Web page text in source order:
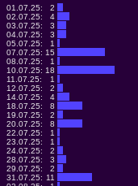
01.07.25:
2
02.07.25:
4
03.07.25:
3
04.07.25:
3
05.07.25:
1
07.07.25: 15
08.07.25:
1
10.07.25: 18
11.07.25:
1
12.07.25:
2
14.07.25:
4
18.07.25:
8
19.07.25:
2
20.07.25:
8
22.07.25:
1
23.07.25:
1
24.07.25:
2
28.07.25:
3
29.07.25:
2
31.07.25: 11